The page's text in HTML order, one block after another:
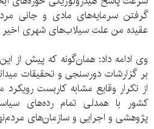
گرفتن سرمایه‌های مادی و جانی
عقیده من علت سیلاب‌های شهری اخیر
وی ادامه داد: همان‌گونه که پیش از
بر گزارشات دورسنجی و تحقیقات
از تکرار وقایع مشابه کاربست
کشور با همدلی تمام رده‌های
پژوهشی و اجرایی و سازمان‌های